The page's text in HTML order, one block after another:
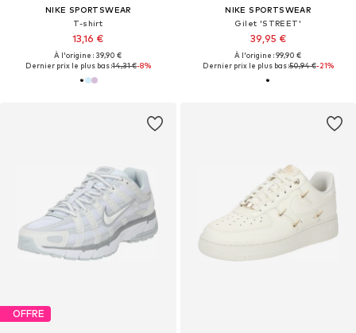
NIKE SPORTSWEAR
T-shirt
13,16 €
À l'origine : 39,90 €
Dernier prix le plus bas :14,31 €-8%
NIKE SPORTSWEAR
Gilet 'STREET'
39,95 €
À l'origine : 99,90 €
Dernier prix le plus bas :50,94 €-21%
OFFRE